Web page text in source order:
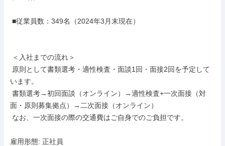
います。
面・原則募集拠点）→二次面接（オンライン）
雇用形態: 正社員